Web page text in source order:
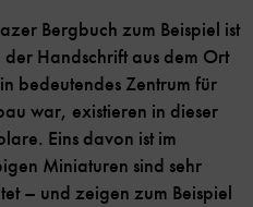
Bergbuch zum Beispiel ist
Handschrift aus dem Ort
bedeutendes Zentrum für
war, existieren in dieser
Eins davon ist im
Miniaturen sind sehr
– und zeigen zum Beispiel